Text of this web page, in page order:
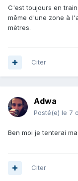
C'est toujours en
même d'une zone à
mètres.
Citer
Adwa
Posté(e) le 7
Ben moi je tenterai
Citer